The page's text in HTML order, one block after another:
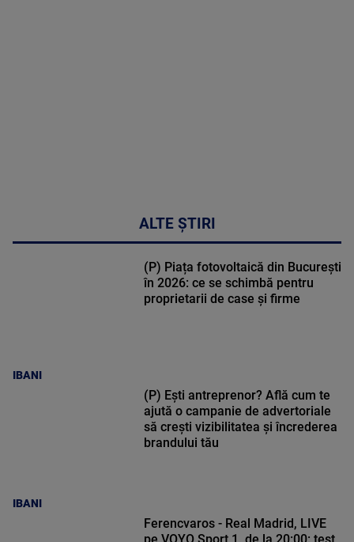
ALTE ȘTIRI
IBANI
(P) Piața fotovoltaică din București
în 2026: ce se schimbă pentru
proprietarii de case și firme
IBANI
(P) Ești antreprenor? Află cum te
ajută o campanie de advertoriale
să crești vizibilitatea și încrederea
brandului tău
Ferencvaros - Real Madrid, LIVE